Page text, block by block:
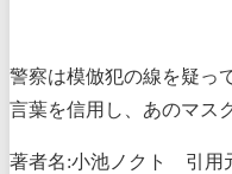
警察は模倣犯の線を疑っ
言葉を信用し、あのマス
著者名:小池ノクト 引用